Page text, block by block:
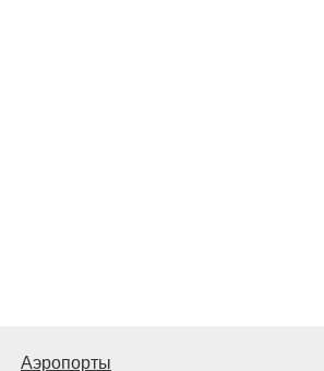
Аэропорты